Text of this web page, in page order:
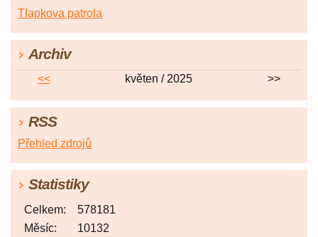
Tlapkova patrola
Archiv
<< květen / 2025 >>
RSS
Přehled zdrojů
Statistiky
Celkem:
578181
Měsíc:
10132